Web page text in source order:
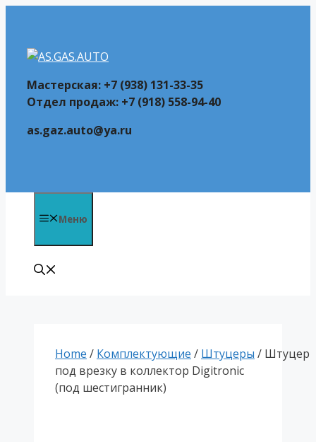
содержимому
Мастерская: +7 (938) 131-33-35
Отдел продаж: +7 (918) 558-94-40
as.gaz.auto@ya.ru
Меню
Home / Комплектующие / Штуцеры / Штуцер
под врезку в коллектор Digitronic
(под шестигранник)